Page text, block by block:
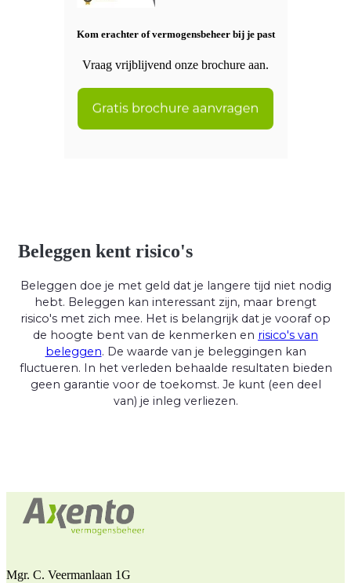
Kom erachter of vermogensbeheer bij je past
Vraag vrijblijvend onze brochure aan.
Beleggen kent risico's
Beleggen doe je met geld dat je langere tijd niet nodig
hebt. Beleggen kan interessant zijn, maar brengt
risico's met zich mee. Het is belangrijk dat je vooraf op
de hoogte bent van de kenmerken en risico's van
beleggen. De waarde van je beleggingen kan
fluctueren. In het verleden behaalde resultaten bieden
geen garantie voor de toekomst. Je kunt (een deel
van) je inleg verliezen.
Mgr. C. Veermanlaan 1G